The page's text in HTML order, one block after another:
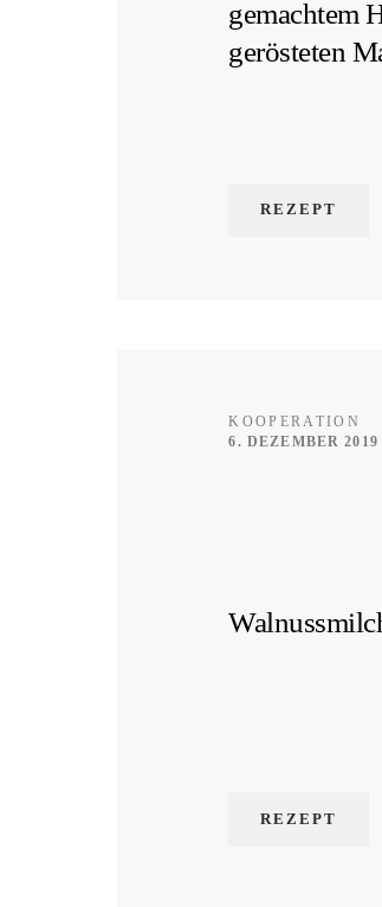
gemachtem
gerösteten
REZEPT
KOOPERATION
6. DEZEMBER 2019
REZEPT